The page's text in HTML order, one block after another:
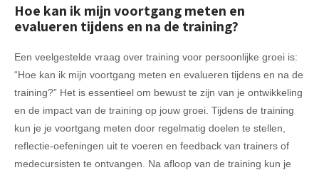
Hoe kan ik mijn voortgang meten en
evalueren tijdens en na de training?
Een veelgestelde vraag over training voor persoonlijke groei is:
“Hoe kan ik mijn voortgang meten en evalueren tijdens en na de
training?” Het is essentieel om bewust te zijn van je ontwikkeling
en de impact van de training op jouw groei. Tijdens de training
kun je je voortgang meten door regelmatig doelen te stellen,
reflectie-oefeningen uit te voeren en feedback van trainers of
medecursisten te ontvangen. Na afloop van de training kun je